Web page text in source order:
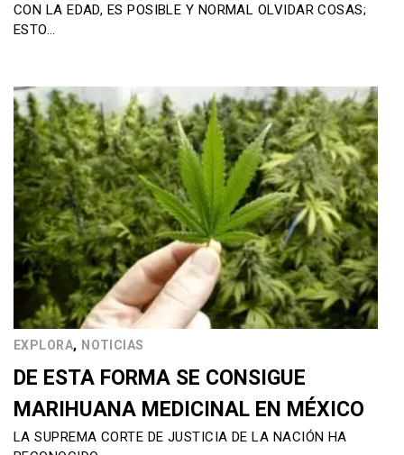
CON LA EDAD, ES POSIBLE Y NORMAL OLVIDAR COSAS;
ESTO…
EXPLORA, NOTICIAS
DE ESTA FORMA SE CONSIGUE
MARIHUANA MEDICINAL EN MÉXICO
LA SUPREMA CORTE DE JUSTICIA DE LA NACIÓN HA